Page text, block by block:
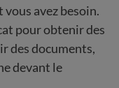
vous avez besoin.
pour obtenir des
des documents,
devant le